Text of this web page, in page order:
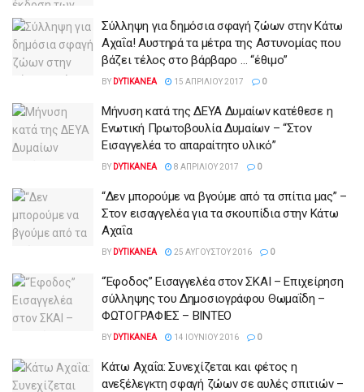
Σύλληψη για δημόσια σφαγή ζώων στην Κάτω
Αχαΐα! Αυστηρά τα μέτρα της Αστυνομίας που
βάζει τέλος στο βάρβαρο … “έθιμο”
BY DYTIKANEA 15 ΑΠΡΙΛΊΟΥ 2017 0
Μήνυση κατά της ΔΕΥΑ Δυμαίων κατέθεσε η
Ενωτική Πρωτοβουλία Δυμαίων – “Στον
Εισαγγελέα το απαραίτητο υλικό”
BY DYTIKANEA 8 ΑΠΡΙΛΊΟΥ 2017 0
“Δεν μπορούμε να βγούμε από τα σπίτια μας” –
Στον εισαγγελέα για τα σκουπίδια στην Κάτω
Αχαΐα
BY DYTIKANEA 25 ΑΥΓΟΎΣΤΟΥ 2016 0
“Έφοδος” Εισαγγελέα στον ΣΚΑΙ – Επιχείρηση
σύλληψης του Δημοσιογράφου Θωμαΐδη –
ΦΩΤΟΓΡΑΦΙΕΣ – ΒΙΝΤΕΟ
BY DYTIKANEA 14 ΙΟΥΝΊΟΥ 2016 0
Κάτω Αχαΐα: Συνεχίζεται και φέτος η
ανεξέλεγκτη σφαγή ζώων σε αυλές σπιτιών –